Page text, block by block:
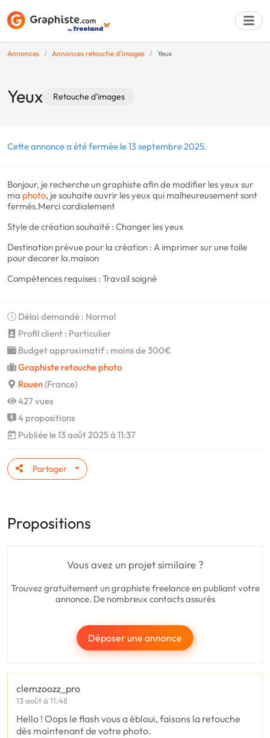
Annonces Annonces retouche d'images Yeux
Yeux Retouche d'images
Cette annonce a été fermée le 13 septembre 2025.
Bonjour, je recherche un graphiste afin de modifier les yeux sur
ma photo, je souhaite ouvrir les yeux qui malheureusement sont
fermés.Merci cordialement
Style de création souhaité : Changer les yeux
Destination prévue pour la création : A imprimer sur une toile
pour decorer la.maison
Compétences requises : Travail soigné
Délai demandé : Normal
Profil client : Particulier
Budget approximatif : moins de 300€
Graphiste retouche photo
Rouen(France)
427 vues
4 propositions
Publiée le 13 août 2025 à 11:37
Partager
Propositions
Vous avez un projet similaire ?
Trouvez gratuitement un graphiste freelance en publiant votre
annonce. De nombreux contacts assurés
Déposer une annonce
clemzoozz_pro
13 août à 11:48
Hello ! Oops le flash vous a ébloui, faisons la retouche
dès maintenant de votre photo.